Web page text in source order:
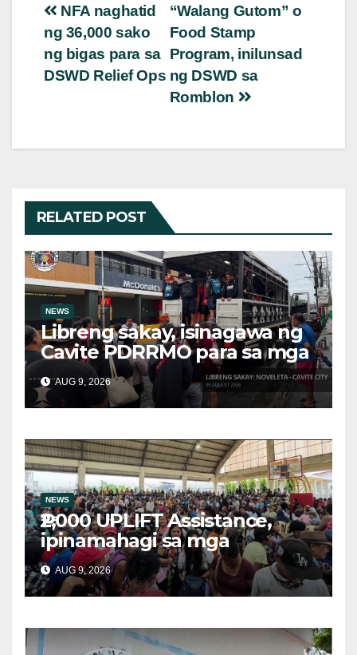
Post
navigation
“Walang Gutom” o
Food Stamp
Program, inilunsad
ng DSWD sa
Romblon
NFA naghatid
ng 36,000 sako
ng bigas para sa
DSWD Relief Ops
RELATED POST
NEWS
Libreng sakay, isinagawa ng
Cavite PDRRMO para sa mga
stranded na commuter
AUG 9, 2026
NEWS
₱2,000 UPLIFT Assistance,
ipinamahagi sa mga
kwalipikadong benepisyaryo
sa Victoria, Oriental Mindoro
AUG 9, 2026